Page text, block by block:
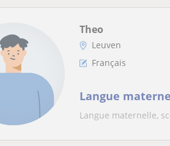
Theo
Leuven
Français
Langue
Langue maternelle,